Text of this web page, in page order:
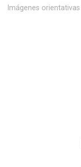
Imágenes orientativas